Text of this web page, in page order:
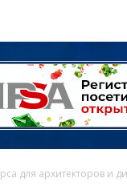
для архитекторов и